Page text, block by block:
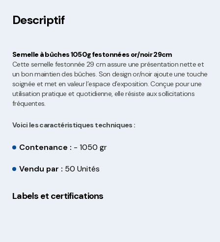
Descriptif
Semelle à bûches 1050g festonnées or/noir 29cm
Cette semelle festonnée 29 cm assure une présentation nette et
un bon maintien des bûches. Son design or/noir ajoute une touche
soignée et met en valeur l’espace d’exposition. Conçue pour une
utilisation pratique et quotidienne, elle résiste aux sollicitations
fréquentes.
Voici les caractéristiques techniques :
Contenance : - 1050 gr
Vendu par : 50 Unités
Labels et certifications